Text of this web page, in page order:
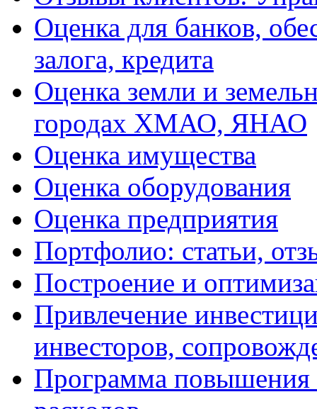
Оценка для банков,
залога, кредита
Оценка земли и
городах ХМАО, ЯНАО
Оценка имущества
Оценка оборудования
Оценка предприятия
Портфолио: статьи,
Построение и
Привлечение
инвесторов,
Программа